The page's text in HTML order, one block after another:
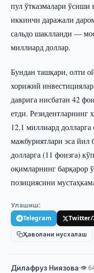
пул ўтказмалари ўсиши
иккинчи даражали
сальдо шаклланди —
миллиард доллар.
Бундан ташқари, олти
хорижий
даврига нисбатан 42
етди. Резидентларнинг
12,1 миллиард
мажбуриятлари эса
долларга (11 фоизга)
оқимларнинг барқарор
позициясини
Улашиш:
Telegram Twitter/
Ҳаволани нусхалаш
Дилафруз Ниязова·👁